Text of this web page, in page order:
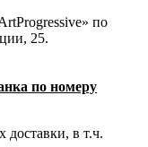
по
25.
по номеру
доставки, в т.ч.